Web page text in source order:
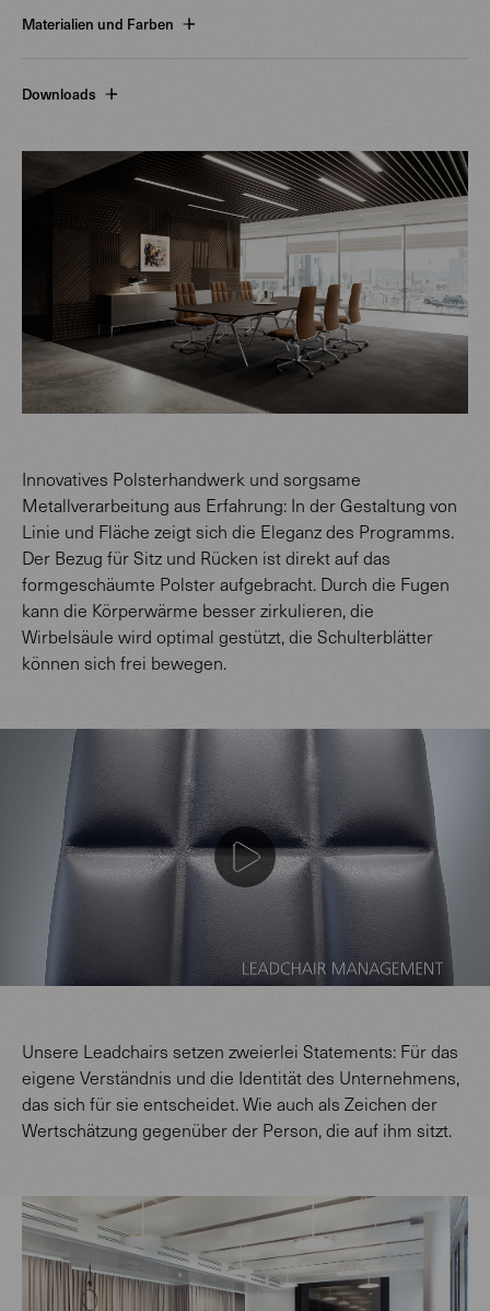
Materialien und Farben
Downloads
Innovatives Polsterhandwerk und sorgsame
Metallverarbeitung aus Erfahrung: In der Gestaltung von
Linie und Fläche zeigt sich die Eleganz des Programms.
Der Bezug für Sitz und Rücken ist direkt auf das
formgeschäumte Polster aufgebracht. Durch die Fugen
kann die Körperwärme besser zirkulieren, die
Wirbelsäule wird optimal gestützt, die Schulterblätter
können sich frei bewegen.
Unsere Leadchairs setzen zweierlei Statements: Für das
eigene Verständnis und die Identität des Unternehmens,
das sich für sie entscheidet. Wie auch als Zeichen der
Wertschätzung gegenüber der Person, die auf ihm sitzt.